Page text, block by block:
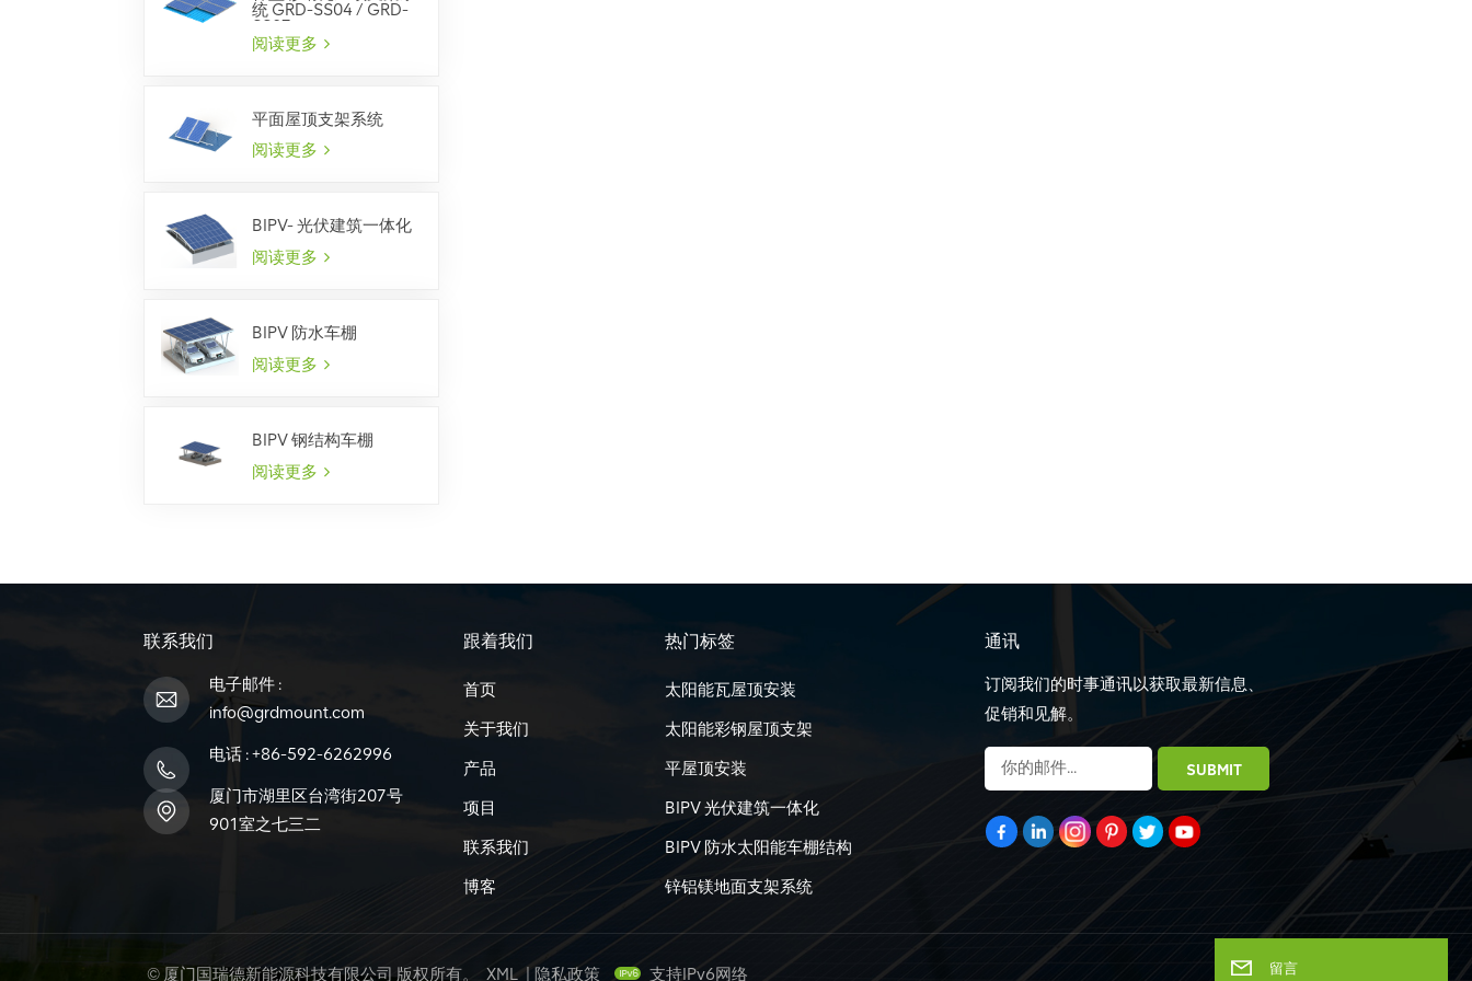
统 GRD-SS04 / GRD-
SS07
阅读更多
平面屋顶支架系统
阅读更多
BIPV- 光伏建筑一体化
阅读更多
BIPV 防水车棚
阅读更多
BIPV 钢结构车棚
阅读更多
联系我们
电子邮件 :
info@grdmount.com
电话 :+86-592-6262996
厦门市湖里区台湾街207号
901室之七三二
跟着我们
首页
关于我们
产品
项目
联系我们
博客
热门标签
太阳能瓦屋顶安装
太阳能彩钢屋顶支架
平屋顶安装
BIPV 光伏建筑一体化
BIPV 防水太阳能车棚结构
锌铝镁地面支架系统
通讯
订阅我们的时事通讯以获取最新信息、
促销和见解。
© 厦门国瑞德新能源科技有限公司 版权所有。 XML | 隐私政策 支持IPv6网络 留言